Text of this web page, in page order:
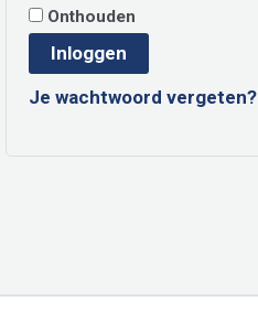
Onthouden
Inloggen
Je wachtwoord vergeten?